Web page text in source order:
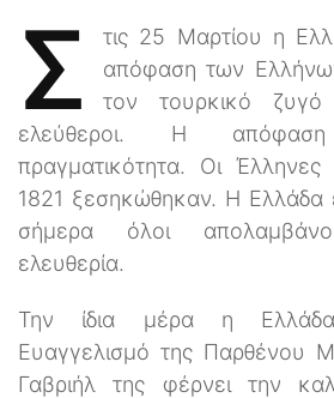
Σ
τις 25 Μαρτίου η
απόφαση των
τον τουρκικό
ελεύθεροι. Η
πραγματικότητα. Οι
1821 ξεσηκώθηκαν. Η Ελλάδα
σήμερα όλοι
ελευθερία.
Την ίδια μέρα η Ελλάδα
Ευαγγελισμό της Παρθένου
Γαβριήλ της φέρνει την